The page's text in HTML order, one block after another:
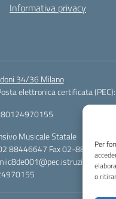
Per
o
Informativa privacy
34/36 Milano
elettronica certificata (PEC):
80124970155
Musicale Statale
88446647 Fax 02-88.440.328